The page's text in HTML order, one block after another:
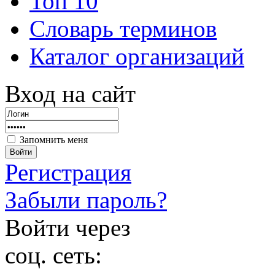
Словарь терминов
Каталог организаций
Вход на сайт
Запомнить меня
Войти
Регистрация
Забыли пароль?
Войти через
соц. сеть: